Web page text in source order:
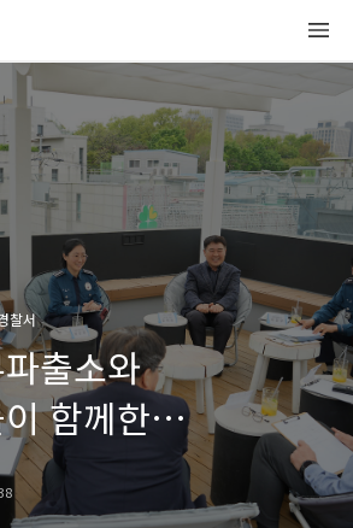
찰서
출소와
함께한
동" 주민간담회 현장